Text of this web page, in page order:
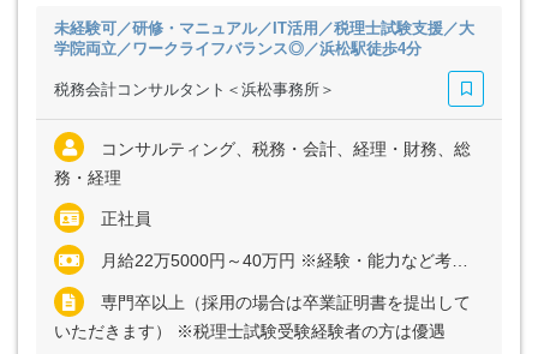
未経験可／研修・マニュアル／IT活用／税理士試験支援／大
学院両立／ワークライフバランス◎／浜松駅徒歩4分
税務会計コンサルタント＜浜松事務所＞
コンサルティング、税務・会計、経理・財務、総
務・経理
正社員
月給22万5000円～40万円 ※経験・能力など考慮の上、決定いたします ※上記に固定残業代（月20時間分＝3万円～6万円）を含む ※超過分は別途全額支給
専門卒以上（採用の場合は卒業証明書を提出して
いただきます） ※税理士試験受験経験者の方は優遇